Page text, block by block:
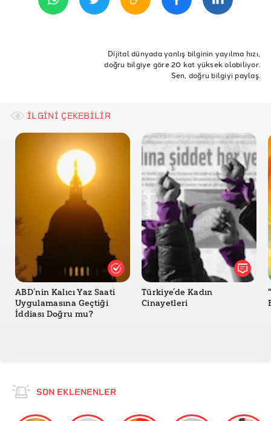
Tissot
Swatch Türkiye Facebook
Swatch Türkiye Twitter
Dijital dünyada yanlış bilginin yayılma hızı,
doğru bilgiye göre 20 kat yüksek olabiliyor.
Sen, doğru bilgiyi paylaş.
İLGİNİ ÇEKEBİLİR
ABD’nin Kalıcı Yaz Saati
Uygulamasına Geçtiği
İddiası Doğru mu?
Türkiye’de Kadın
Cinayetleri
SON EKLENENLER